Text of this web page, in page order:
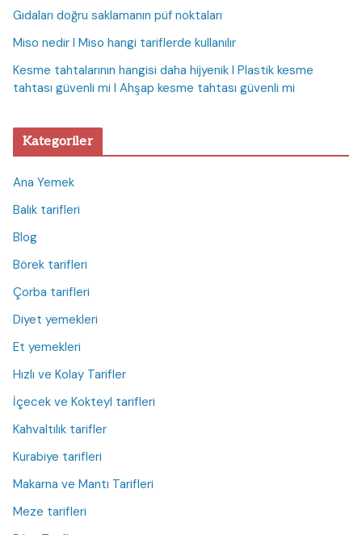
Gıdaları doğru saklamanın püf noktaları
Miso nedir I Miso hangi tariflerde kullanılır
Kesme tahtalarının hangisi daha hijyenik I Plastik kesme
tahtası güvenli mi I Ahşap kesme tahtası güvenli mi
Kategoriler
Ana Yemek
Balık tarifleri
Blog
Börek tarifleri
Çorba tarifleri
Diyet yemekleri
Et yemekleri
Hızlı ve Kolay Tarifler
İçecek ve Kokteyl tarifleri
Kahvaltılık tarifler
Kurabiye tarifleri
Makarna ve Mantı Tarifleri
Meze tarifleri